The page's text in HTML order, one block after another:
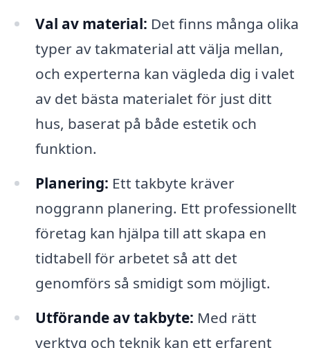
Val av material: Det finns många olika
typer av takmaterial att välja mellan,
och experterna kan vägleda dig i valet
av det bästa materialet för just ditt
hus, baserat på både estetik och
funktion.
Planering: Ett takbyte kräver
noggrann planering. Ett professionellt
företag kan hjälpa till att skapa en
tidtabell för arbetet så att det
genomförs så smidigt som möjligt.
Utförande av takbyte: Med rätt
verktyg och teknik kan ett erfarent